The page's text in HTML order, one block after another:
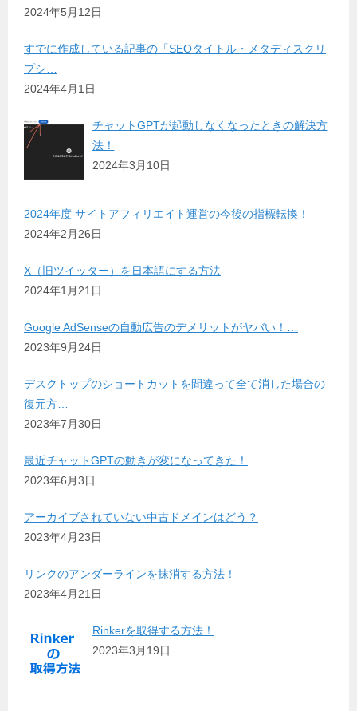
2024年5月12日
すでに作成している記事の「SEOタイトル・メタディスクリ
プシ…
2024年4月1日
チャットGPTが起動しなくなったときの解決方
法！
2024年3月10日
2024年度 サイトアフィリエイト運営の今後の指標転換！
2024年2月26日
X（旧ツイッター）を日本語にする方法
2024年1月21日
Google AdSenseの自動広告のデメリットがヤバい！…
2023年9月24日
デスクトップのショートカットを間違って全て消した場合の
復元方…
2023年7月30日
最近チャットGPTの動きが変になってきた！
2023年6月3日
アーカイブされていない中古ドメインはどう？
2023年4月23日
リンクのアンダーラインを抹消する方法！
2023年4月21日
Rinkerを取得する方法！
2023年3月19日